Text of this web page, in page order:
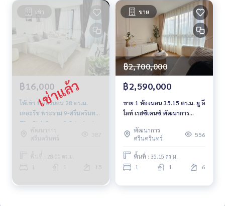
เช่า
฿16,000
ให้เข่า 1 ห้องนอน 28 ตร.ม.
เดอะริช พระราม 9-ศรีนครินทร์
The Rich Rama 9-Srinakarin
พัฒนาการ
ศรีนครินทร์
387
พื้นที่ : 28.00 ตร.ม.
15
ขาย
฿2,700,000
฿2,590,000
ขาย 1 ห้องนอน 35.15 ตร.ม. ยู ดี
ไลท์ เรสซิเดนซ์ พัฒนาการ
พัฒนาการ
ศรีนครินทร์
556
พื้นที่ : 35.15 ตร.ม.
1 1 6